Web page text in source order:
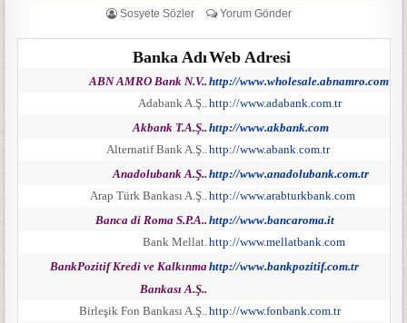
Sosyete Sözler Yorum Gönder
Banka AdıWeb Adresi
ABN AMRO Bank N.V.. http://www.wholesale.abnamro.com
Adabank A.Ş.. http://www.adabank.com.tr
Akbank T.A.Ş.. http://www.akbank.com
Alternatif Bank A.Ş.. http://www.abank.com.tr
Anadolubank A.Ş.. http://www.anadolubank.com.tr
Arap Türk Bankası A.Ş.. http://www.arabturkbank.com
Banca di Roma S.P.A.. http://www.bancaroma.it
Bank Mellat. http://www.mellatbank.com
BankPozitif Kredi ve Kalkınma
Bankası A.Ş..
http://www.bankpozitif.com.tr
Birleşik Fon Bankası A.Ş.. http://www.fonbank.com.tr